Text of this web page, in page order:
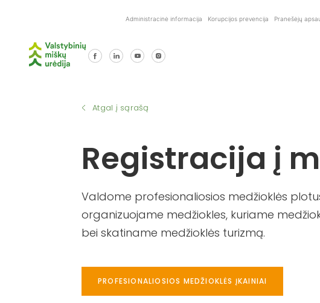
Administracinė informacija Korupcijos prevencija Pranešėjų
Atgal į sąrašą
Registracija į
Valdome profesionaliosios medžioklės
organizuojame medžiokles, kuriame
bei skatiname medžioklės turizmą.
PROFESIONALIOSIOS MEDŽIOKLĖS ĮKAINIAI